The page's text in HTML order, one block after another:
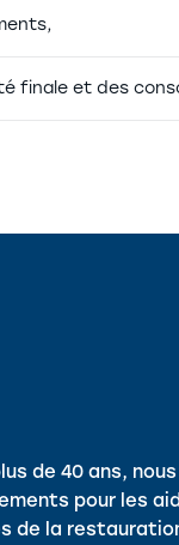
finale et des
de 40 ans,
pour les
de la